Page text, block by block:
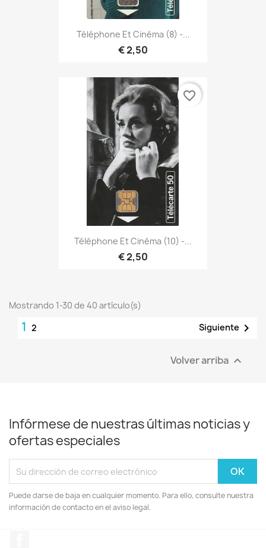
Téléphone Et Cinéma (8) -...
€ 2,50
Téléphone Et Cinéma (10) -...
€ 2,50
favorite_border
Mostrando 1-30 de 40 artículo(s)
1 2 Siguiente 
Volver arriba 
Infórmese de nuestras últimas noticias y
ofertas especiales
Puede darse de baja en cualquier momento. Para ello, consulte nuestra
información de contacto en el aviso legal.